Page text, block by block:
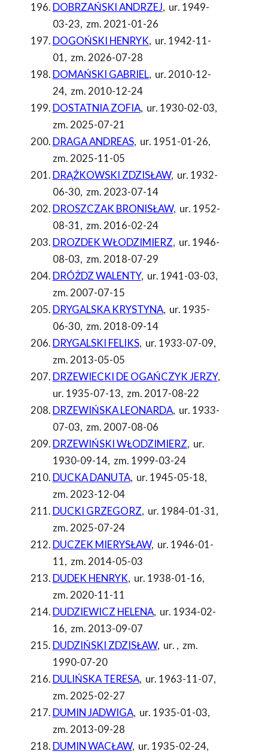
DOBRZAŃSKI ANDRZEJ, ur. 1949-
03-23, zm. 2021-01-26
DOGOŃSKI HENRYK, ur. 1942-11-
01, zm. 2026-07-28
DOMAŃSKI GABRIEL, ur. 2010-12-
24, zm. 2010-12-24
DOSTATNIA ZOFIA, ur. 1930-02-03,
zm. 2025-07-21
DRAGA ANDREAS, ur. 1951-01-26,
zm. 2025-11-05
DRĄŻKOWSKI ZDZISŁAW, ur. 1932-
06-30, zm. 2023-07-14
DROSZCZAK BRONISŁAW, ur. 1952-
08-31, zm. 2016-02-24
DROZDEK WŁODZIMIERZ, ur. 1946-
08-03, zm. 2018-07-29
DRÓŻDZ WALENTY, ur. 1941-03-03,
zm. 2007-07-15
DRYGALSKA KRYSTYNA, ur. 1935-
06-30, zm. 2018-09-14
DRYGALSKI FELIKS, ur. 1933-07-09,
zm. 2013-05-05
DRZEWIECKI DE OGAŃCZYK JERZY,
ur. 1935-07-13, zm. 2017-08-22
DRZEWIŃSKA LEONARDA, ur. 1933-
07-03, zm. 2007-08-06
DRZEWIŃSKI WŁODZIMIERZ, ur.
1930-09-14, zm. 1999-03-24
DUCKA DANUTA, ur. 1945-05-18,
zm. 2023-12-04
DUCKI GRZEGORZ, ur. 1984-01-31,
zm. 2025-07-24
DUCZEK MIERYSŁAW, ur. 1946-01-
11, zm. 2014-05-03
DUDEK HENRYK, ur. 1938-01-16,
zm. 2020-11-11
DUDZIEWICZ HELENA, ur. 1934-02-
16, zm. 2013-09-07
DUDZIŃSKI ZDZISŁAW, ur. , zm.
1990-07-20
DULIŃSKA TERESA, ur. 1963-11-07,
zm. 2025-02-27
DUMIN JADWIGA, ur. 1935-01-03,
zm. 2013-09-28
DUMIN WACŁAW, ur. 1935-02-24,